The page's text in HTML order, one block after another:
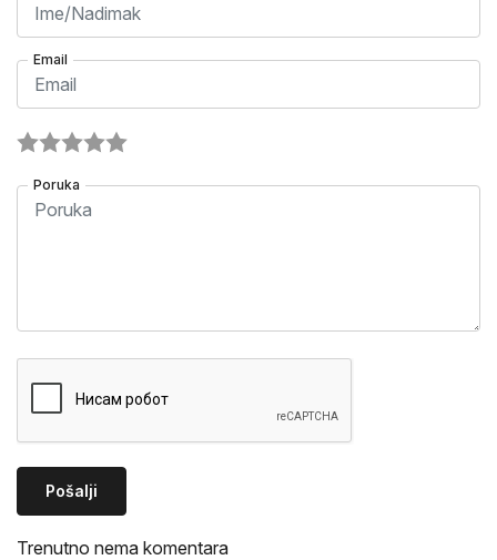
Email
Poruka
Pošalji
Trenutno nema komentara